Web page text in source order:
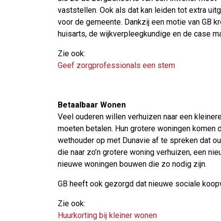
vaststellen. Ook als dat kan leiden tot extra
voor de gemeente. Dankzij een motie van GB
huisarts, de wijkverpleegkundige en de case
Zie ook:
Geef zorgprofessionals een stem
Betaalbaar Wonen
Veel ouderen willen verhuizen naar een
moeten betalen. Hun grotere woningen komen
wethouder op met Dunavie af te spreken dat
die naar zo’n grotere woning verhuizen, een
nieuwe woningen bouwen die zo nodig zijn.
GB heeft ook gezorgd dat nieuwe sociale
Zie ook:
Huurkorting bij kleiner wonen